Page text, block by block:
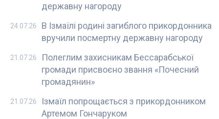
державну нагороду
В Ізмаїлі родині загиблого прикордонника
вручили посмертну державну нагороду
24.07.26
Полеглим захисникам Бессарабської
громади присвоєно звання «Почесний
громадянин»
21.07.26
Ізмаїл попрощається з прикордонником
Артемом Гончаруком
21.07.26